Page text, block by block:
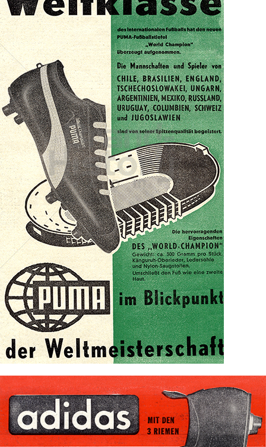
PUMA
PUMA AG RUDOLF DASSLER SPORT
1962
Bild-ID: 71847